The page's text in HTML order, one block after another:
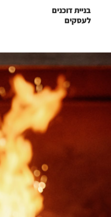
בניית דוכנים
לעסקים